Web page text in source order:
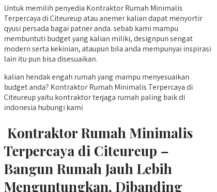
Untuk memilih penyedia Kontraktor Rumah Minimalis
Terpercaya di Citeureup atau anemer kalian dapat menyortir
qyusi persada bagai patner anda. sebab kami mampu
membuntuti budget yang kalian miliki, designpun sengat
modern serta kekinian, ataupun bila anda mempunyai inspirasi
lain itu pun bisa disesuaikan.
kalian hendak engah rumah yang mampu menyesuaikan
budget anda? Kontraktor Rumah Minimalis Terpercaya di
Citeureup yaitu kontraktor terjaga rumah paling baik di
indonesia hubungi kami
Kontraktor Rumah Minimalis
Terpercaya di Citeureup –
Bangun Rumah Jauh Lebih
Menguntungkan, Dibanding